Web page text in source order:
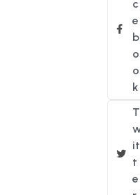
c
e
b
o
o
k
T
it
t
e